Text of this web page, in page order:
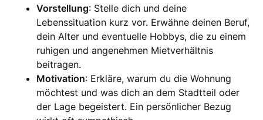
Vorstellung: Stelle dich und deine
Lebenssituation kurz vor. Erwähne deinen Beruf,
dein Alter und eventuelle Hobbys, die zu einem
ruhigen und angenehmen Mietverhältnis
beitragen.
Motivation: Erkläre, warum du die Wohnung
möchtest und was dich an dem Stadtteil oder
der Lage begeistert. Ein persönlicher Bezug